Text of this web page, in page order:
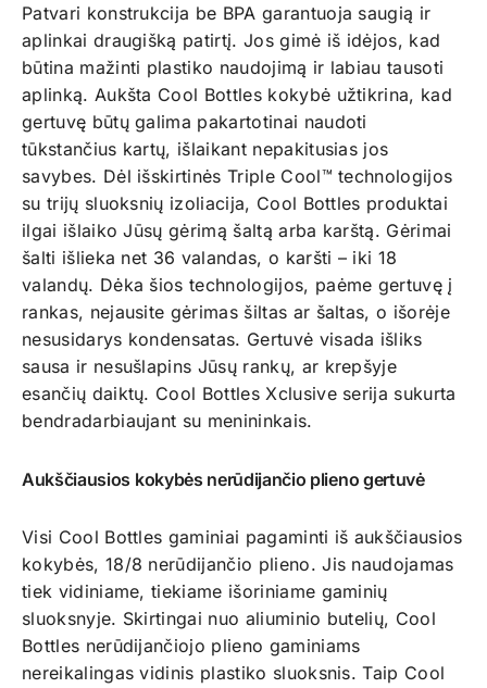
Patvari konstrukcija be BPA garantuoja saugią ir
aplinkai draugišką patirtį. Jos gimė iš idėjos, kad
būtina mažinti plastiko naudojimą ir labiau tausoti
aplinką. Aukšta Cool Bottles kokybė užtikrina, kad
gertuvę būtų galima pakartotinai naudoti
tūkstančius kartų, išlaikant nepakitusias jos
savybes. Dėl išskirtinės Triple Cool™ technologijos
su trijų sluoksnių izoliacija, Cool Bottles produktai
ilgai išlaiko Jūsų gėrimą šaltą arba karštą. Gėrimai
šalti išlieka net 36 valandas, o karšti – iki 18
valandų. Dėka šios technologijos, paėme gertuvę į
rankas, nejausite gėrimas šiltas ar šaltas, o išorėje
nesusidarys kondensatas. Gertuvė visada išliks
sausa ir nesušlapins Jūsų rankų, ar krepšyje
esančių daiktų. Cool Bottles Xclusive serija sukurta
bendradarbiaujant su menininkais.
Aukščiausios kokybės nerūdijančio plieno gertuvė
Visi Cool Bottles gaminiai pagaminti iš aukščiausios
kokybės, 18/8 nerūdijančio plieno. Jis naudojamas
tiek vidiniame, tiekiame išoriniame gaminių
sluoksnyje. Skirtingai nuo aliuminio butelių, Cool
Bottles nerūdijančiojo plieno gaminiams
nereikalingas vidinis plastiko sluoksnis. Taip Cool